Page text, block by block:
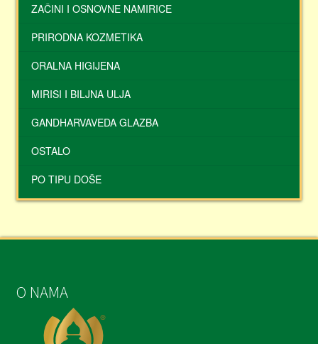
ZAČINI I OSNOVNE NAMIRICE
PRIRODNA KOZMETIKA
ORALNA HIGIJENA
MIRISI I BILJNA ULJA
GANDHARVAVEDA GLAZBA
OSTALO
PO TIPU DOŠE
O NAMA